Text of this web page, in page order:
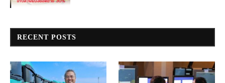
RECENT POSTS